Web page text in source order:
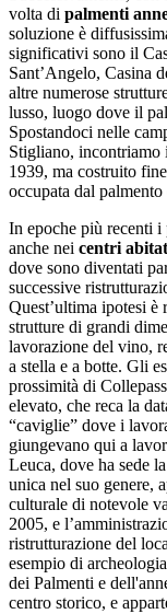
volta di palmenti
soluzione è
significativi sono il
Sant’Angelo, Casina
altre numerose
lusso, luogo dove il
Spostandoci nelle
Stigliano, incontriamo
1939, ma costruito
occupata dal
In epoche più recenti i
anche nei centri
dove sono diventati
successive
Quest’ultima ipotesi è
strutture di grandi
lavorazione del vino,
a stella e a botte. Gli
prossimità di
elevato, che reca la
“caviglie” dove i
giungevano qui a
Leuca, dove ha sede
unica nel suo genere,
culturale di notevole
2005, e
ristrutturazione del
esempio di
dei Palmenti e
centro storico, e